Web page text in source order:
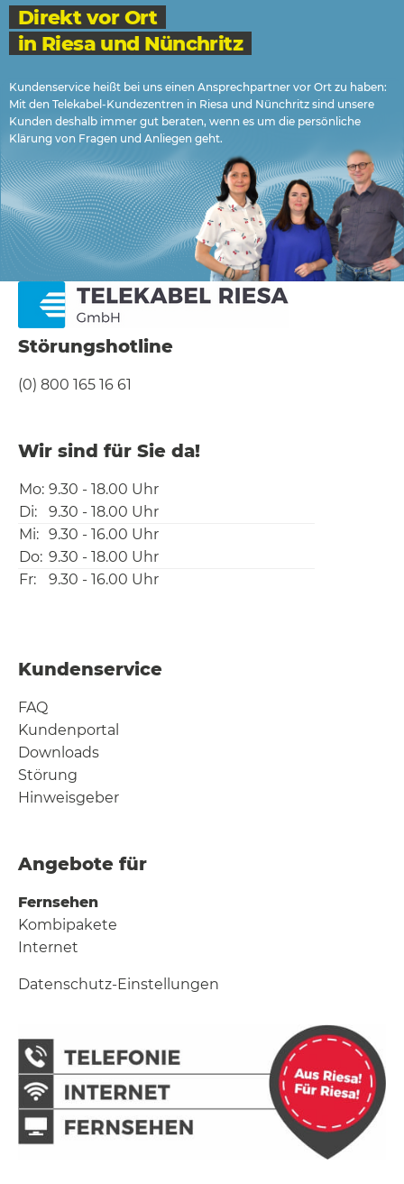
Direkt vor Ort
in Riesa und Nünchritz
Kundenservice heißt bei uns einen Ansprechpartner vor Ort zu haben:
Mit den Telekabel-Kundezentren in Riesa und Nünchritz sind unsere
Kunden deshalb immer gut beraten, wenn es um die persönliche
Klärung von Fragen und Anliegen geht.
Störungshotline
(0) 800 165 16 61
Wir sind für Sie da!
Mo: 9.30 - 18.00 Uhr
Di:
9.30 - 18.00 Uhr
Mi: 9.30 - 16.00 Uhr
Do: 9.30 - 18.00 Uhr
Fr:
9.30 - 16.00 Uhr
Kundenservice
FAQ
Kundenportal
Downloads
Störung
Hinweisgeber
Angebote für
Fernsehen
Kombipakete
Internet
Datenschutz-Einstellungen